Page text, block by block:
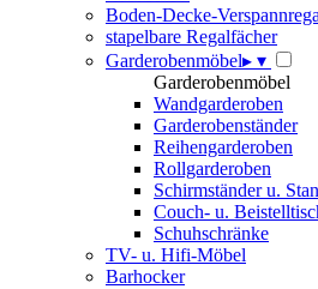
Boden-Decke-
stapelbare Regalfächer
Garderobenmöbel▸ ▾
Garderobenmöbel
Wandgarderoben
Garderobenständer
Reihengarderoben
Rollgarderoben
Schirmständer u.
Couch- u.
Schuhschränke
TV- u. Hifi-Möbel
Barhocker